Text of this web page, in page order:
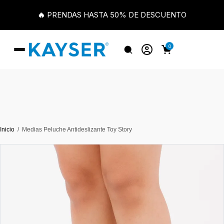
🔥 PRENDAS HASTA 50% DE DESCUENTO
0
Inicio Medias Peluche Antideslizante Toy Story